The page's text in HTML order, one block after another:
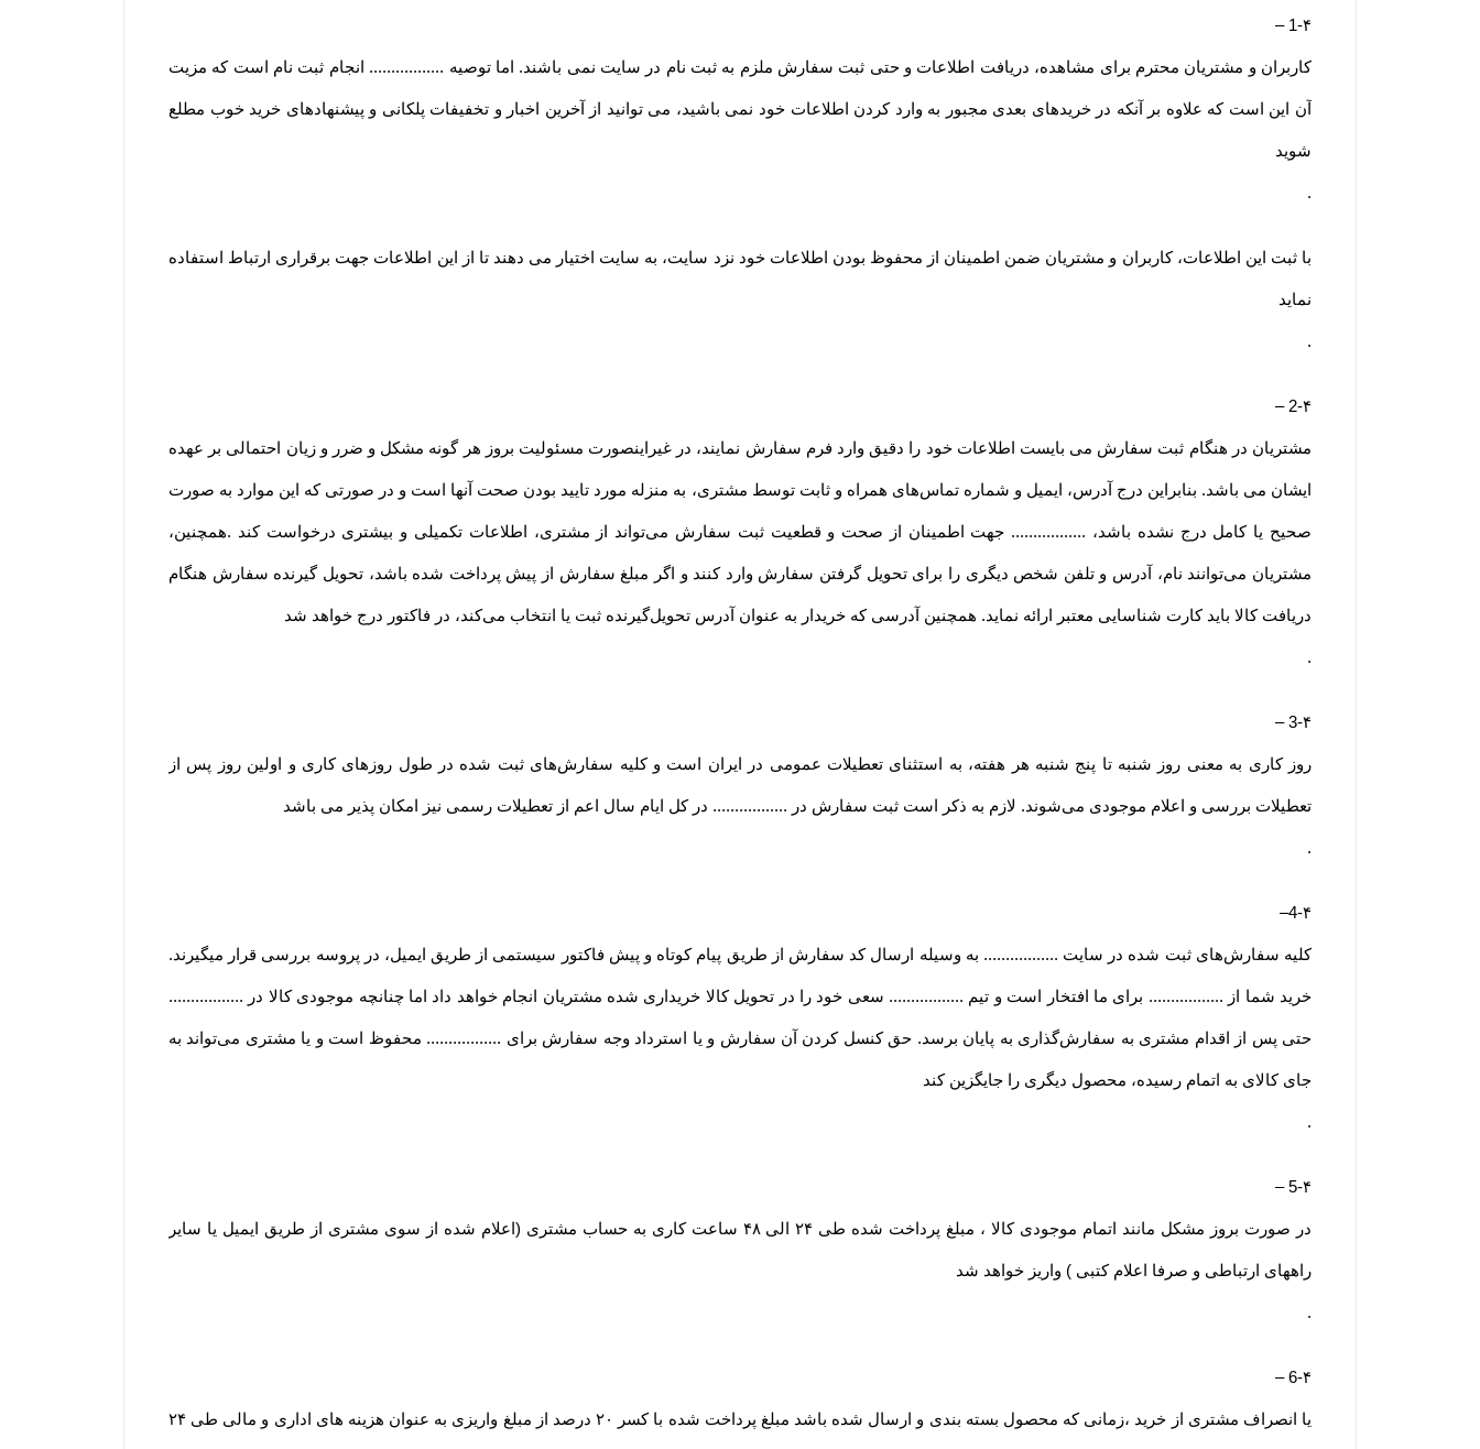
1-۴ –
کاربران و مشتریان محترم برای مشاهده، دریافت اطلاعات و حتی ثبت سفارش ملزم به ثبت نام در سایت نمی باشند. اما توصیه ................. انجام ثبت نام است که مزیت
آن این است که علاوه بر آنکه در خریدهای بعدی مجبور به وارد کردن اطلاعات خود نمی باشید، می توانید از آخرین اخبار و تخفیفات پلکانی و پیشنهادهای خرید خوب مطلع
شوید
.
با ثبت این اطلاعات، کاربران و مشتریان ضمن اطمینان از محفوظ بودن اطلاعات خود نزد سایت، به سایت اختیار می دهند تا از این اطلاعات جهت برقراری ارتباط استفاده
نماید
.
2-۴ –
مشتریان در هنگام ثبت سفارش می بایست اطلاعات خود را دقیق وارد فرم سفارش نمایند، در غیراینصورت مسئولیت بروز هر گونه مشکل و ضرر و زیان احتمالی بر عهده
ایشان می باشد. بنابراین درج آدرس، ایمیل و شماره تماس‌های همراه و ثابت توسط مشتری، به منزله مورد تایید بودن صحت آنها است و در صورتی که این موارد به صورت
صحیح یا کامل درج نشده باشد، ................. جهت اطمینان از صحت و قطعیت ثبت سفارش می‌تواند از مشتری، اطلاعات تکمیلی و بیشتری درخواست کند .همچنین،
مشتریان می‌توانند نام، آدرس و تلفن شخص دیگری را برای تحویل گرفتن سفارش وارد کنند و اگر مبلغ سفارش از پیش پرداخت شده باشد، تحویل گیرنده سفارش هنگام
دریافت کالا باید کارت شناسایی معتبر ارائه نماید. همچنین آدرسی که خریدار به عنوان آدرس تحویل‌گیرنده ثبت یا انتخاب می‌کند، در فاکتور درج خواهد شد
.
3-۴–
روز کاری به معنی روز شنبه تا پنج شنبه هر هفته، به استثنای تعطیلات عمومی در ایران است و کلیه سفارش‏‌های ثبت شده در طول روزهای کاری و اولین روز پس از
تعطیلات بررسی و اعلام موجودی می‌‏شوند. لازم به ذکر است ثبت سفارش در ................. در کل ایام سال اعم از تعطیلات رسمی نیز امکان پذیر می باشد
.
4-۴–
کلیه سفارش‌‏های ثبت شده در سایت ................. به وسیله ارسال کد سفارش از طریق پیام کوتاه و پیش فاکتور سیستمی از طریق ایمیل، در پروسه بررسی قرار میگیرند.
خرید شما از ................. برای ما افتخار است و تیم ................. سعی خود را در تحویل کالا خریداری شده مشتریان انجام خواهد داد اما چنانچه موجودی کالا در .................
حتی پس از اقدام مشتری به سفارش‌‏گذاری به پایان برسد. حق کنسل کردن آن سفارش و یا استرداد وجه سفارش برای ................. محفوظ است و یا مشتری می‏‌تواند به
جای کالای به اتمام رسیده، محصول دیگری را جایگزین کند
.
5-۴–
در صورت بروز مشکل مانند اتمام موجودی کالا ، مبلغ پرداخت شده طی ۲۴ الی ۴۸ ساعت کاری به حساب مشتری (اعلام شده از سوی مشتری از طریق ایمیل یا سایر
راههای ارتباطی و صرفا اعلام کتبی ) واریز خواهد شد
.
6-۴–
یا انصراف مشتری از خرید ،زمانی که محصول بسته بندی و ارسال شده باشد مبلغ پرداخت شده با کسر ۲۰ درصد از مبلغ واریزی به عنوان هزینه های اداری و مالی طی ۲۴